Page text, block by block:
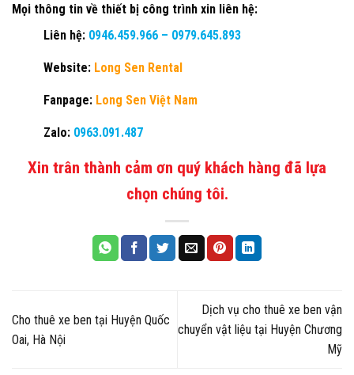
Mọi thông tin về thiết bị công trình xin liên hệ:
Liên hệ: 0946.459.966 – 0979.645.893
Website: Long Sen Rental
Fanpage: Long Sen Việt Nam
Zalo: 0963.091.487
Xin trân thành cảm ơn quý khách hàng đã lựa
chọn chúng tôi.
Cho thuê xe ben tại Huyện Quốc
Oai, Hà Nội
Dịch vụ cho thuê xe ben vận
chuyển vật liệu tại Huyện Chương
Mỹ